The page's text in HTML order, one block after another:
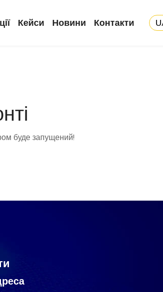
Кейси Новини Контакти
буде запущений!